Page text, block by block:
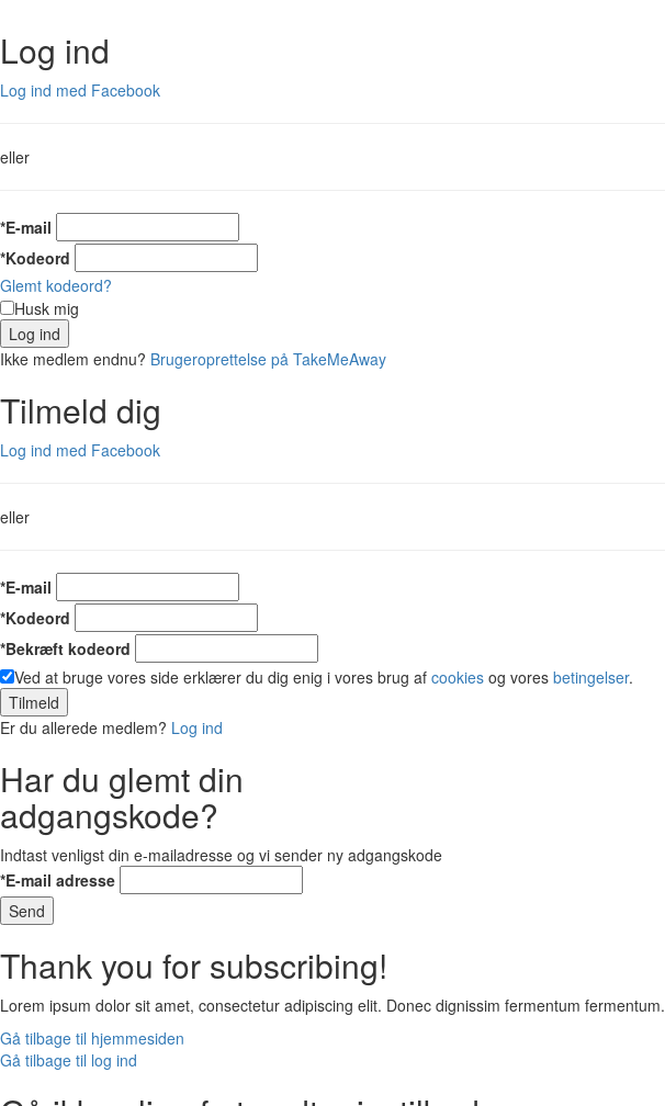
Log ind
Log ind med Facebook
eller
*E-mail
*Kodeord
Glemt kodeord?
Husk mig
Log ind
Ikke medlem endnu? Brugeroprettelse på TakeMeAway
Tilmeld dig
Log ind med Facebook
eller
*E-mail
*Kodeord
*Bekræft kodeord
Ved at bruge vores side erklærer du dig enig i vores brug af cookies og vores betingelser.
Tilmeld
Er du allerede medlem? Log ind
Har du glemt din
adgangskode?
Indtast venligst din e-mailadresse og vi sender ny adgangskode
*E-mail adresse
Send
Thank you for subscribing!
Lorem ipsum dolor sit amet, consectetur adipiscing elit. Donec dignissim fermentum fermentum.
Gå tilbage til hjemmesiden
Gå tilbage til log ind